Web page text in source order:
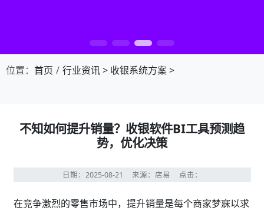
位置： 首页 行业资讯> 收银系统方案>
不知如何提升销量？收银软件BI工具预测趋
势，优化决策
日期：2025-08-21 来源：店易 点击：
在竞争激烈的零售市场中，提升销量是每个商家梦寐以求